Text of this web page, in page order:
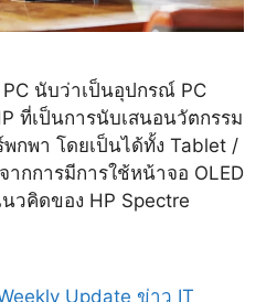
นับว่าเป็นอุปกรณ์ PC
ที่เป็นการนับเสนอนวัตกรรม
กพา โดยเป็นได้ทั้ง Tablet /
กการมีการใช้หน้าจอ OLED
วคิดของ HP Spectre
Update ข่าว IT